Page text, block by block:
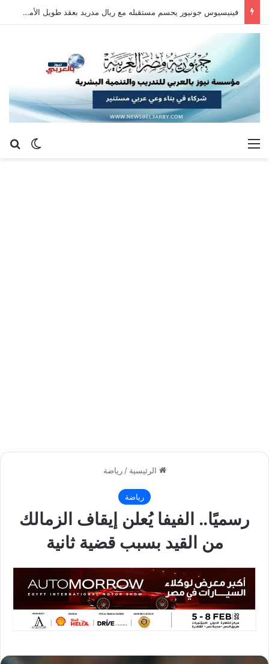
فينيسيوس جونيور يحسم مستقبله مع ريال مدريد بعقد طويل الأمد حتى 2032
الوضع القائمة
الرئيسية / رياضة
رياضة
رسميًا.. الفيفا يُعلن إيقاف الزمالك
من القيد بسبب قضية ثانية